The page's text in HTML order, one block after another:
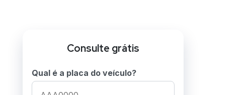
Consulte grátis
Qual é a placa do veículo?